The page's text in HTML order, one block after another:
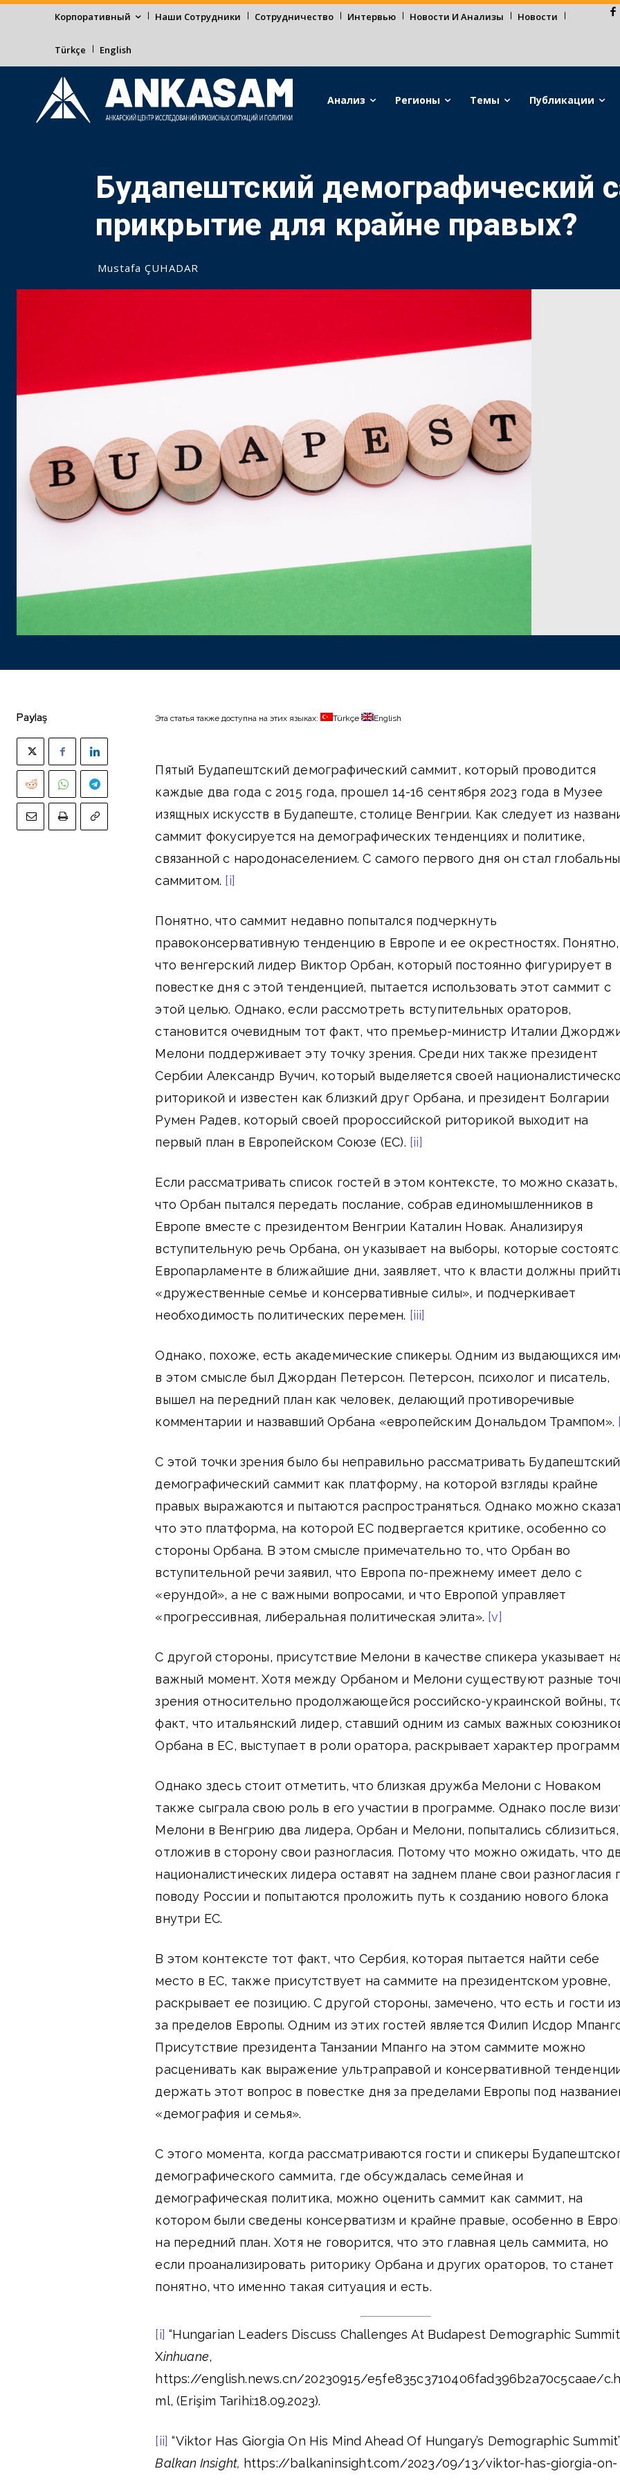
Корпоративный Наши Сотрудники Сотрудничество Интервью Новости И Анализы Новости
Türkçe English
Анализ Регионы Темы Публикации
Будапештский демографический
прикрытие для крайне правых?
Mustafa ÇUHADAR
Paylaş Эта статья также доступна на этих языках: Türkçe English
Пятый Будапештский демографический саммит, который проводится
каждые два года с 2015 года, прошел 14-16 сентября 2023 года в Музее
изящных искусств в Будапеште, столице Венгрии. Как следует из
саммит фокусируется на демографических тенденциях и политике,
связанной с народонаселением. С самого первого дня он стал
саммитом. [i]
Понятно, что саммит недавно попытался подчеркнуть
правоконсервативную тенденцию в Европе и ее окрестностях. Понятно,
что венгерский лидер Виктор Орбан, который постоянно фигурирует в
повестке дня с этой тенденцией, пытается использовать этот саммит с
этой целью. Однако, если рассмотреть вступительных ораторов,
становится очевидным тот факт, что премьер-министр Италии
Мелони поддерживает эту точку зрения. Среди них также президент
Сербии Александр Вучич, который выделяется своей
риторикой и известен как близкий друг Орбана, и президент Болгарии
Румен Радев, который своей пророссийской риторикой выходит на
первый план в Европейском Союзе (ЕС). [ii]
Если рассматривать список гостей в этом контексте, то можно сказать,
что Орбан пытался передать послание, собрав единомышленников в
Европе вместе с президентом Венгрии Каталин Новак. Анализируя
вступительную речь Орбана, он указывает на выборы, которые
Европарламенте в ближайшие дни, заявляет, что к власти должны
«дружественные семье и консервативные силы», и подчеркивает
необходимость политических перемен. [iii]
Однако, похоже, есть академические спикеры. Одним из выдающихся
в этом смысле был Джордан Петерсон. Петерсон, психолог и писатель,
вышел на передний план как человек, делающий противоречивые
комментарии и назвавший Орбана «европейским Дональдом Трампом».
С этой точки зрения было бы неправильно рассматривать Будапештский
демографический саммит как платформу, на которой взгляды крайне
правых выражаются и пытаются распространяться. Однако можно
что это платформа, на которой ЕС подвергается критике, особенно со
стороны Орбана. В этом смысле примечательно то, что Орбан во
вступительной речи заявил, что Европа по-прежнему имеет дело с
«ерундой», а не с важными вопросами, и что Европой управляет
«прогрессивная, либеральная политическая элита». [v]
С другой стороны, присутствие Мелони в качестве спикера указывает
важный момент. Хотя между Орбаном и Мелони существуют разные
зрения относительно продолжающейся российско-украинской войны,
факт, что итальянский лидер, ставший одним из самых важных
Орбана в ЕС, выступает в роли оратора, раскрывает характер
Однако здесь стоит отметить, что близкая дружба Мелони с Новаком
также сыграла свою роль в его участии в программе. Однако после
Мелони в Венгрию два лидера, Орбан и Мелони, попытались сблизиться,
отложив в сторону свои разногласия. Потому что можно ожидать, что
националистических лидера оставят на заднем плане свои разногласия
поводу России и попытаются проложить путь к созданию нового блока
внутри ЕС.
В этом контексте тот факт, что Сербия, которая пытается найти себе
место в ЕС, также присутствует на саммите на президентском уровне,
раскрывает ее позицию. С другой стороны, замечено, что есть и гости
за пределов Европы. Одним из этих гостей является Филип Исдор
Присутствие президента Танзании Мпанго на этом саммите можно
расценивать как выражение ультраправой и консервативной
держать этот вопрос в повестке дня за пределами Европы под
«демография и семья».
С этого момента, когда рассматриваются гости и спикеры
демографического саммита, где обсуждалась семейная и
демографическая политика, можно оценить саммит как саммит, на
котором были сведены консерватизм и крайне правые, особенно в
на передний план. Хотя не говорится, что это главная цель саммита, но
если проанализировать риторику Орбана и других ораторов, то станет
понятно, что именно такая ситуация и есть.
[i] “Hungarian Leaders Discuss Challenges At Budapest Demographic
Xinhuane,
https://english.news.cn/20230915/e5fe835c3710406fad396b2a70c5caae/
ml, (Erişim Tarihi:18.09.2023).
[ii] “Viktor Has Giorgia On His Mind Ahead Of Hungary’s Demographic
Balkan Insight, https://balkaninsight.com/2023/09/13/viktor-has-giorgia-on-